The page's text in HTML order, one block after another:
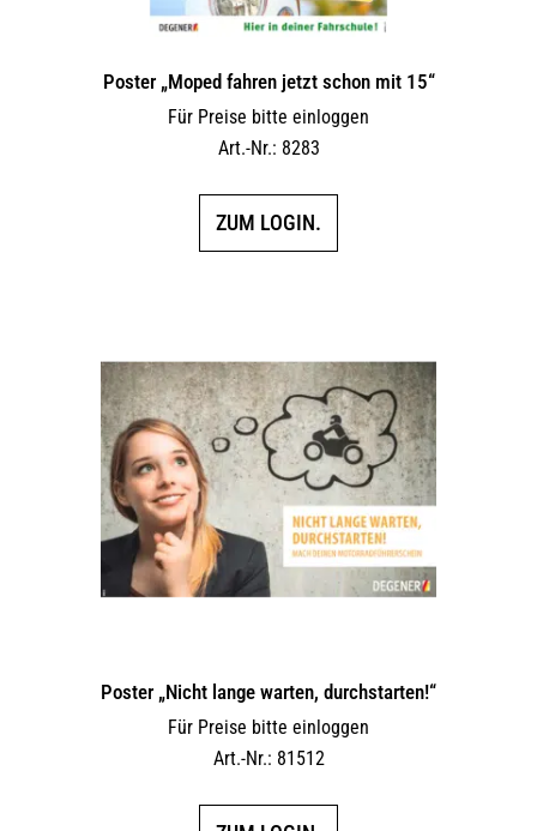
Poster „Moped fahren jetzt schon mit 15“
Für Preise bitte einloggen
Art.-Nr.: 8283
ZUM LOGIN.
Poster „Nicht lange warten, durchstarten!“
Für Preise bitte einloggen
Art.-Nr.: 81512